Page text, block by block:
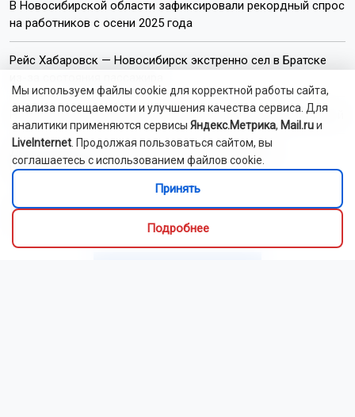
В Новосибирской области зафиксировали рекордный спрос
на работников с осени 2025 года
Рейс Хабаровск — Новосибирск экстренно сел в Братске
На Новосибирскую область надвигается 34-градусный зной
Двухэтажный дом сгорел в дачном посёлке под
Новосибирском
Цены на бензин в Новосибирской области снизились на
Мы используем файлы cookie для корректной работы сайта,
анализа посещаемости и улучшения качества сервиса. Для
аналитики применяются сервисы Яндекс.Метрика, Mail.ruи
LiveInternet . Продолжая пользоваться сайтом, вы
соглашаетесь с использованием файлов cookie.
Принять
Подробнее